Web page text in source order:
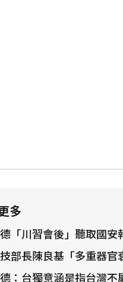
多
「川習會後」聽取國安
部長陳良基「多重器
：台獨意涵是指台灣不